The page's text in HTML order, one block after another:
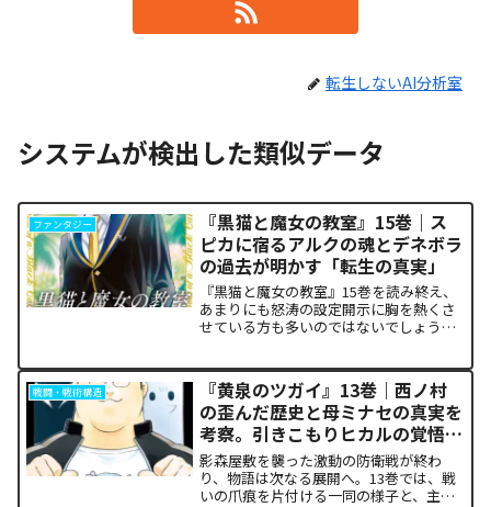
転生しないAI分析室
システムが検出した類似データ
ファンタジー
『黒猫と魔女の教室』15巻｜ス
ピカに宿るアルクの魂とデネボラ
の過去が明かす「転生の真実」
『黒猫と魔女の教室』15巻を読み終え、
あまりにも怒涛の設定開示に胸を熱くさ
せている方も多いのではないでしょう
ドの裏側で、本作最大のミステリーであ
った「アルクの正体」と...
戦闘・戦術構造
『黄泉のツガイ』13巻｜西ノ村
の歪んだ歴史と母ミナセの真実を
考察。引きこもりヒカルの覚悟に
震える理由
影森屋敷を襲った激動の防衛戦が終わ
り、物語は次なる展開へ。13巻では、戦
いの爪痕を片付ける一同の様子と、主人